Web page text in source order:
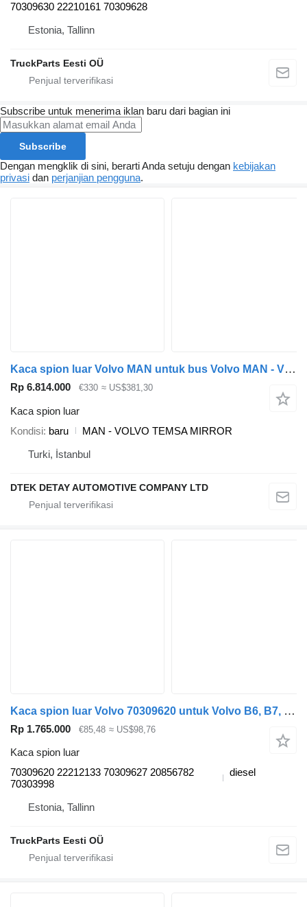
70309630 22210161 70309628
Estonia, Tallinn
TruckParts Eesti OÜ
Subscribe untuk menerima iklan baru dari bagian ini
Subscribe
Dengan mengklik di sini, berarti Anda setuju dengan kebijakan
privasi dan perjanjian pengguna.
Kaca spion luar Volvo MAN untuk bus Volvo MAN - VOLVO - TEMSA MIRROR
Rp 6.814.000 €330 ≈ US$381,30
Kaca spion luar
Kondisi baru
MAN - VOLVO TEMSA MIRROR
Turki, İstanbul
DTEK DETAY AUTOMOTIVE COMPANY LTD
Kaca spion luar Volvo 70309620 untuk Volvo B6, B7, B9, B10, B12 bus (1978-2011)
Rp 1.765.000 €85,48 ≈ US$98,76
Kaca spion luar
70309620 22212133 70309627 20856782
70303998
diesel
Estonia, Tallinn
TruckParts Eesti OÜ